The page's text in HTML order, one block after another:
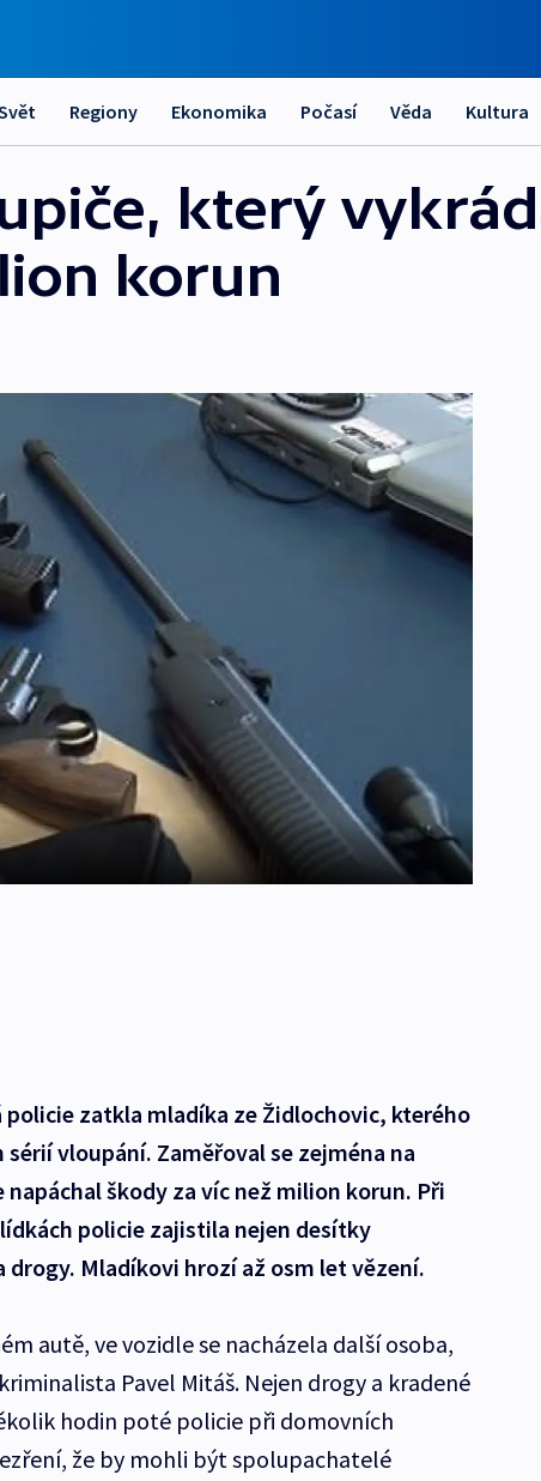
Regiony Ekonomika Počasí Věda Kultura
který
korun
zatkla mladíka ze Židlochovic, kterého
vloupání. Zaměřoval se zejména na
škody za víc než milion korun. Při
policie zajistila nejen desítky
drogy. Mladíkovi hrozí až osm let vězení.
autě, ve vozidle se nacházela další osoba,
Pavel Mitáš. Nejen drogy a kradené
hodin poté policie při domovních
že by mohli být spolupachatelé